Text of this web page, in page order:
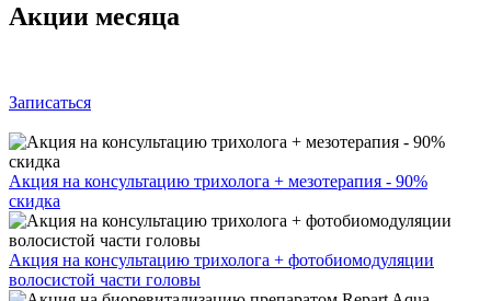
Акции месяца
Записаться
Акция на консультацию трихолога + мезотерапия - 90%
скидка
Акция на консультацию трихолога + фотобиомодуляции
волосистой части головы